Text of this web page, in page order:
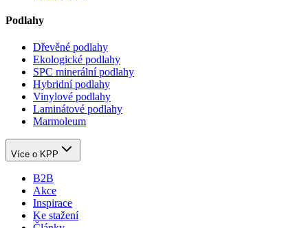
Podlahy
Dřevěné podlahy
Ekologické podlahy
SPC minerální podlahy
Hybridní podlahy
Vinylové podlahy
Laminátové podlahy
Marmoleum
Více o KPP
B2B
Akce
Inspirace
Ke stažení